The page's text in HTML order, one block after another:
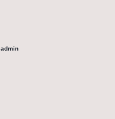
admin